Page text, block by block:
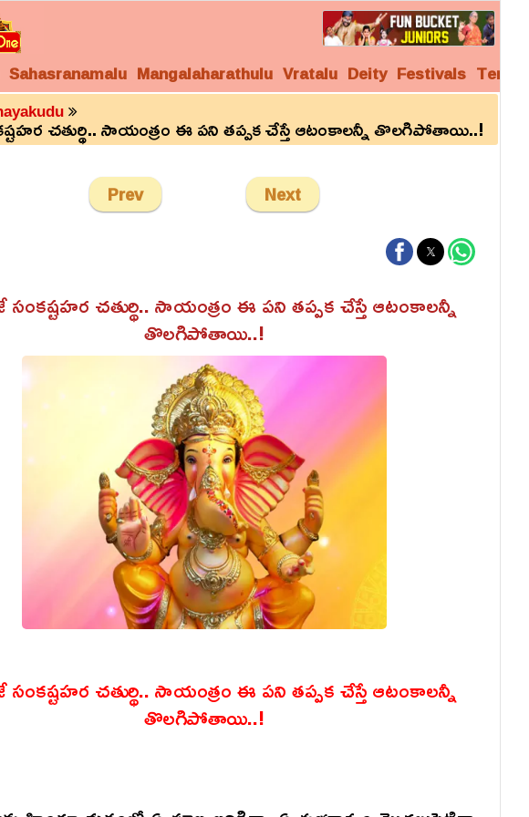
Sahasranamalu Mangalaharathulu Vratalu Deity Festivals Temples
చతుర్థి.. సాయంత్రం ఈ పని తప్పక చేస్తే ఆటంకాలన్నీ తొలగిపోతాయి..!
Prev Next
చతుర్థి.. సాయంత్రం ఈ పని తప్పక చేస్తే ఆటంకాలన్నీ
తొలగిపోతాయి..!
చతుర్థి.. సాయంత్రం ఈ పని తప్పక చేస్తే ఆటంకాలన్నీ
తొలగిపోతాయి..!